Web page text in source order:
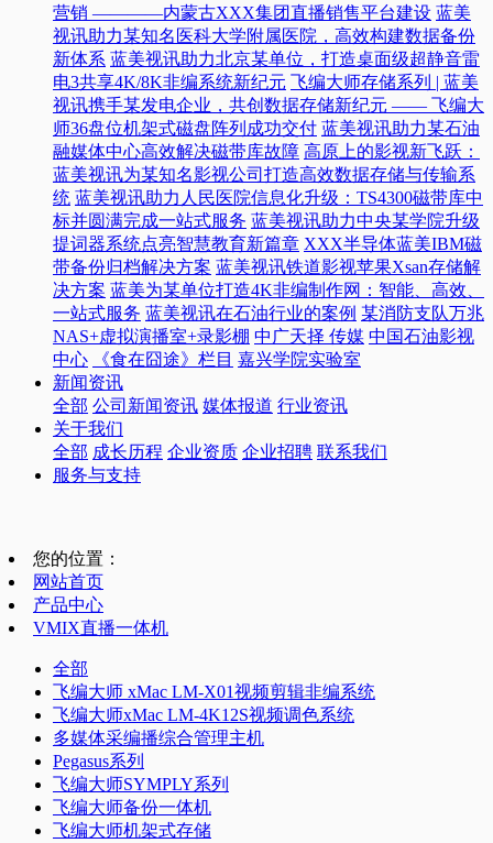
营销 ————内蒙古XXX集团直播销售平台建设 蓝美
视讯助力某知名医科大学附属医院，高效构建数据备份
新体系 蓝美视讯助力北京某单位，打造桌面级超静音雷
电3共享4K/8K非编系统新纪元 飞编大师存储系列 | 蓝美
视讯携手某发电企业，共创数据存储新纪元 —— 飞编大
师36盘位机架式磁盘阵列成功交付 蓝美视讯助力某石油
融媒体中心高效解决磁带库故障 高原上的影视新飞跃：
蓝美视讯为某知名影视公司打造高效数据存储与传输系
统 蓝美视讯助力人民医院信息化升级：TS4300磁带库中
标并圆满完成一站式服务 蓝美视讯助力中央某学院升级
提词器系统点亮智慧教育新篇章 XXX半导体蓝美IBM磁
带备份归档解决方案 蓝美视讯铁道影视苹果Xsan存储解
决方案 蓝美为某单位打造4K非编制作网：智能、高效、
一站式服务 蓝美视讯在石油行业的案例 某消防支队万兆
NAS+虚拟演播室+录影棚 中广天择 传媒 中国石油影视
中心
《食在囧途》栏目 嘉兴学院实验室
新闻资讯
全部 公司新闻资讯 媒体报道 行业资讯
关于我们
全部 成长历程 企业资质 企业招聘 联系我们
服务与支持
您的位置：
网站首页
产品中心
VMIX直播一体机
全部
飞编大师 xMac LM-X01视频剪辑非编系统
飞编大师xMac LM-4K12S视频调色系统
多媒体采编播综合管理主机
Pegasus系列
飞编大师SYMPLY系列
飞编大师备份一体机
飞编大师机架式存储